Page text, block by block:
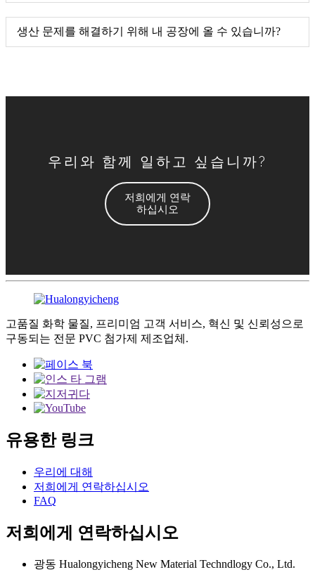
생산 문제를 해결하기 위해 내 공장에 올 수 있습니까?
우리와 함께 일하고 싶습니까?
저희에게 연락
하십시오
고품질 화학 물질, 프리미엄 고객 서비스, 혁신 및 신뢰성으로
구동되는 전문 PVC 첨가제 제조업체.
유용한 링크
우리에 대해
저희에게 연락하십시오
FAQ
저희에게 연락하십시오
광동 Hualongyicheng New Material Techndlogy Co., Ltd.